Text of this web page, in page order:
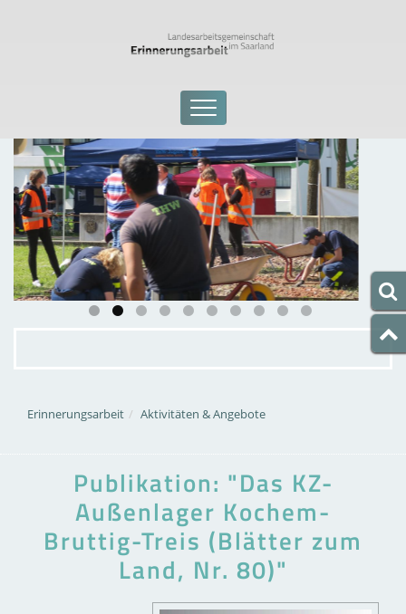
Erinnerungsarbeit Aktivitäten & Angebote
Publikation: "Das KZ-
Außenlager Kochem-
Bruttig-Treis (Blätter zum
Land, Nr. 80)"